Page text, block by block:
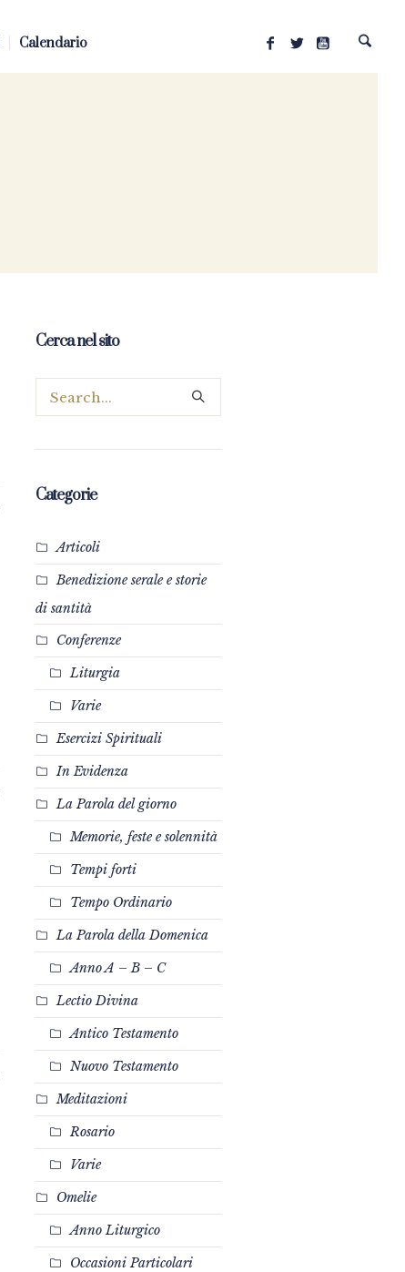
Calendario
Cerca nel sito
Categorie
Articoli
Benedizione serale e storie
di santità
Conferenze
Liturgia
Varie
Esercizi Spirituali
In Evidenza
La Parola del giorno
Memorie, feste e solennità
Tempi forti
Tempo Ordinario
La Parola della Domenica
Anno A – B – C
Lectio Divina
Antico Testamento
Nuovo Testamento
Meditazioni
Rosario
Varie
Omelie
Anno Liturgico
Occasioni Particolari